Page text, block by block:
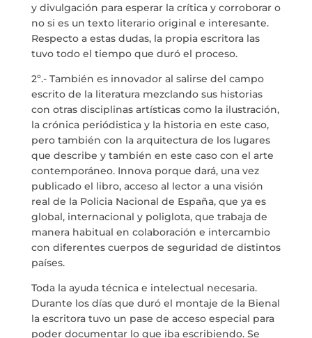
y divulgación para esperar la crítica y corroborar o
no si es un texto literario original e interesante.
Respecto a estas dudas, la propia escritora las
tuvo todo el tiempo que duró el proceso.
2º.- También es innovador al salirse del campo
escrito de la literatura mezclando sus historias
con otras disciplinas artísticas como la ilustración,
la crónica periódistica y la historia en este caso,
pero también con la arquitectura de los lugares
que describe y también en este caso con el arte
contemporáneo. Innova porque dará, una vez
publicado el libro, acceso al lector a una visión
real de la Policia Nacional de España, que ya es
global, internacional y poliglota, que trabaja de
manera habitual en colaboración e intercambio
con diferentes cuerpos de seguridad de distintos
países.
Toda la ayuda técnica e intelectual necesaria.
Durante los días que duró el montaje de la Bienal
la escritora tuvo un pase de acceso especial para
poder documentar lo que iba escribiendo. Se